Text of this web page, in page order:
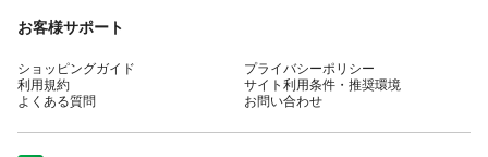
お客様サポート
ショッピングガイド
利用規約
よくある質問
プライバシーポリシー
サイト利用条件・推奨環境
お問い合わせ